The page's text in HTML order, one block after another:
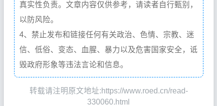
真实性负责。文章内容仅供参考，请读者自行甄别，
以防风险。
4、禁止发布和链接任何有关政治、色情、宗教、迷
信、低俗、变态、血腥、暴力以及危害国家安全，诋
毁政府形象等违法言论和信息。
转载请注明原文地址:https://www.roed.cn/read-
330060.html